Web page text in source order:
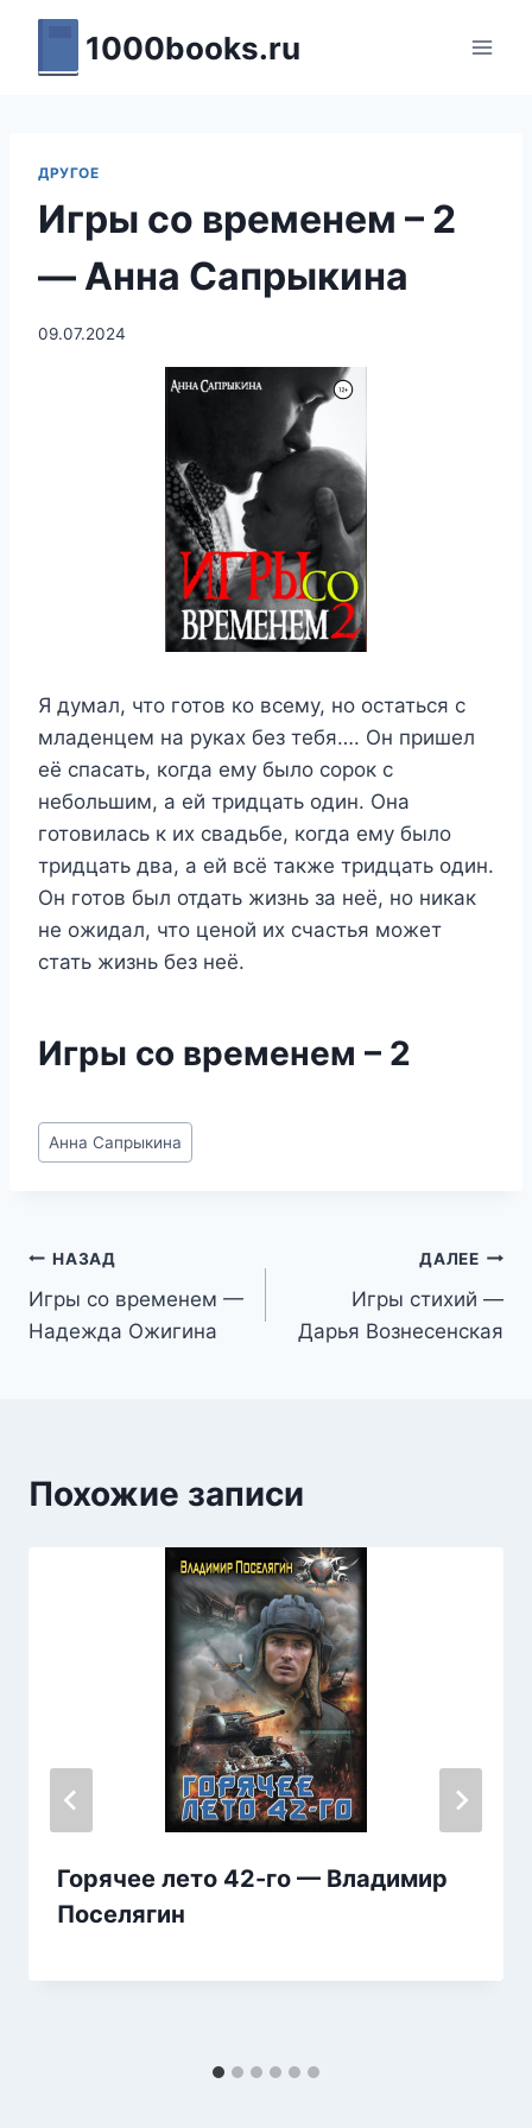
Перейти
содержимому
1000books.ru
ДРУГОЕ
Игры со временем – 2
— Анна Сапрыкина
09.07.2024
Я думал, что готов ко всему, но остаться с
младенцем на руках без тебя…. Он пришел
её спасать, когда ему было сорок с
небольшим, а ей тридцать один. Она
готовилась к их свадьбе, когда ему было
тридцать два, а ей всё также тридцать один.
Он готов был отдать жизнь за неё, но никак
не ожидал, что ценой их счастья может
стать жизнь без неё.
Игры со временем – 2
Метки
записи:
Анна Сапрыкина
Навигация
по
НАЗАД
Игры со временем —
Надежда Ожигина
ДАЛЕЕ
Игры стихий —
Дарья Вознесенская
Похожие записи
Горячее лето 42-го — Владимир
Поселягин